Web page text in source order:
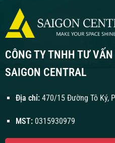
CÔNG TY TNHH TƯ
SAIGON CENTRAL
Địa chỉ:470/15 Đường Tô Ký,
MST: 0315930979